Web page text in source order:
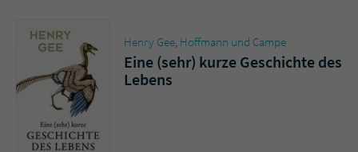
Henry Gee, Hoffmann und Campe
Eine (sehr) kurze Geschichte des
Lebens